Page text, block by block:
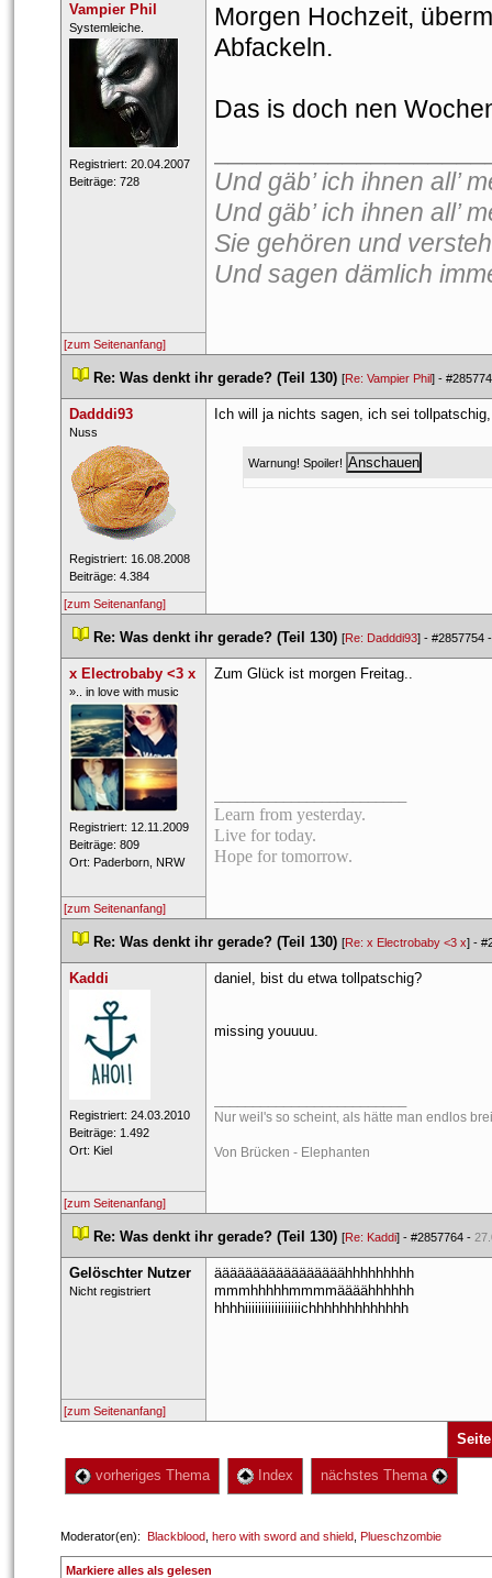
Vampier Phil
Syste​mleic​he.​
Registriert: 20.04.2007
Beiträge: 728
Morgen Hochzeit,
Abfackeln.
Das is doch nen
Und gäb’ ich ihnen all’
Und gäb’ ich ihnen all’
Sie gehören und
Und sagen dämlich
[zum Seitenanfang]
Re: Was denkt ihr gerade? (Teil 130) [Re: Vampier Phil] -
Dadddi93
​Nuss
Registriert: 16.08.2008
Beiträge: 4.384
Ich will ja nichts sagen, ich sei
Warnung! Spoiler!
[zum Seitenanfang]
Re: Was denkt ihr gerade? (Teil 130) [Re: Dadddi93] - #2857754
x Electrobaby <3 x
​».. in love with music
Registriert: 12.11.2009
Beiträge: 809
Ort: Paderborn, NRW
Zum Glück ist morgen Freitag..
Learn from yesterday.
Live for today.
Hope for tomorrow.
[zum Seitenanfang]
Re: Was denkt ihr gerade? (Teil 130) [Re: x Electrobaby <3 x] -
Kaddi
Registriert: 24.03.2010
Beiträge: 1.492
Ort: Kiel
daniel, bist du etwa tollpatschig?
missing youuuu.
Nur weil's so scheint, als hätte man endlos
Von Brücken - Elephanten
[zum Seitenanfang]
Re: Was denkt ihr gerade? (Teil 130) [Re: Kaddi] - #2857764 -
Gelöschter Nutzer
Nicht registriert
ääääääääääääääääähhhhhhhhh
mmmhhhhhmmmmäääähhhhhh
hhhhiiiiiiiiiiiiiiiiichhhhhhhhhhhhh
[zum Seitenanfang]
vorheriges Thema Index nächstes Thema
Moderator(en): Blackblood hero with sword and shield Plueschzombie
Markiere alles als gelesen